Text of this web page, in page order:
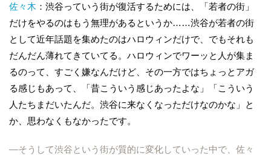
佐々木 ：渋谷っていう街が復活するためには、「若者の街」
だけをやるのはもう無理があるというか……渋谷が若者の街
として近年話題を集めたのはハロウィンだけで、でもそれも
だんだん薄れてきていてる。ハロウィンでワーッと人が集ま
るのって、すごく嫌なんだけど、その一方ではちょっとアガ
る感じもあって、「昔こういう感じあったよな」「こういう
人たちまだいたんだ。渋谷に来なくなっただけなのかな」と
か、思わなくもなかったです。
―そうして渋谷という街が質的に変化していった中で、佐々